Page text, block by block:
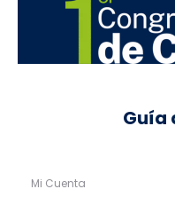
Guía
Mi Cuenta